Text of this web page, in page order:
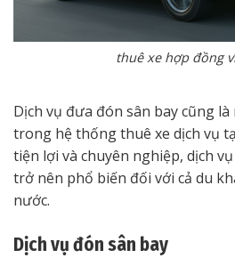
thuê xe hợp đồng
Dịch vụ đưa đón sân bay cũng
trong hệ thống thuê xe dịch vụ
tiện lợi và chuyên nghiệp, dịch
trở nên phổ biến đối với cả du
nước.
Dịch vụ đón sân bay